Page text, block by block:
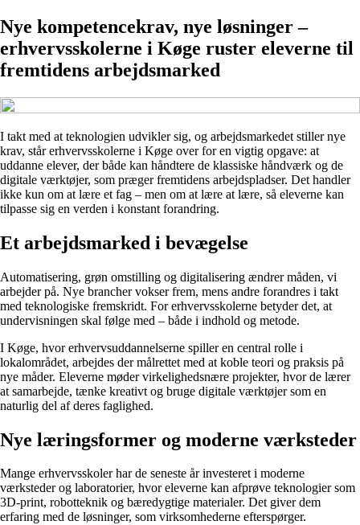
Nye kompetencekrav, nye løsninger –
erhvervsskolerne i Køge ruster eleverne til
fremtidens arbejdsmarked
I takt med at teknologien udvikler sig, og arbejdsmarkedet stiller nye
krav, står erhvervsskolerne i Køge over for en vigtig opgave: at
uddanne elever, der både kan håndtere de klassiske håndværk og de
digitale værktøjer, som præger fremtidens arbejdspladser. Det handler
ikke kun om at lære et fag – men om at lære at lære, så eleverne kan
tilpasse sig en verden i konstant forandring.
Et arbejdsmarked i bevægelse
Automatisering, grøn omstilling og digitalisering ændrer måden, vi
arbejder på. Nye brancher vokser frem, mens andre forandres i takt
med teknologiske fremskridt. For erhvervsskolerne betyder det, at
undervisningen skal følge med – både i indhold og metode.
I Køge, hvor erhvervsuddannelserne spiller en central rolle i
lokalområdet, arbejdes der målrettet med at koble teori og praksis på
nye måder. Eleverne møder virkelighedsnære projekter, hvor de lærer
at samarbejde, tænke kreativt og bruge digitale værktøjer som en
naturlig del af deres faglighed.
Nye læringsformer og moderne værksteder
Mange erhvervsskoler har de seneste år investeret i moderne
værksteder og laboratorier, hvor eleverne kan afprøve teknologier som
3D-print, robotteknik og bæredygtige materialer. Det giver dem
erfaring med de løsninger, som virksomhederne efterspørger.